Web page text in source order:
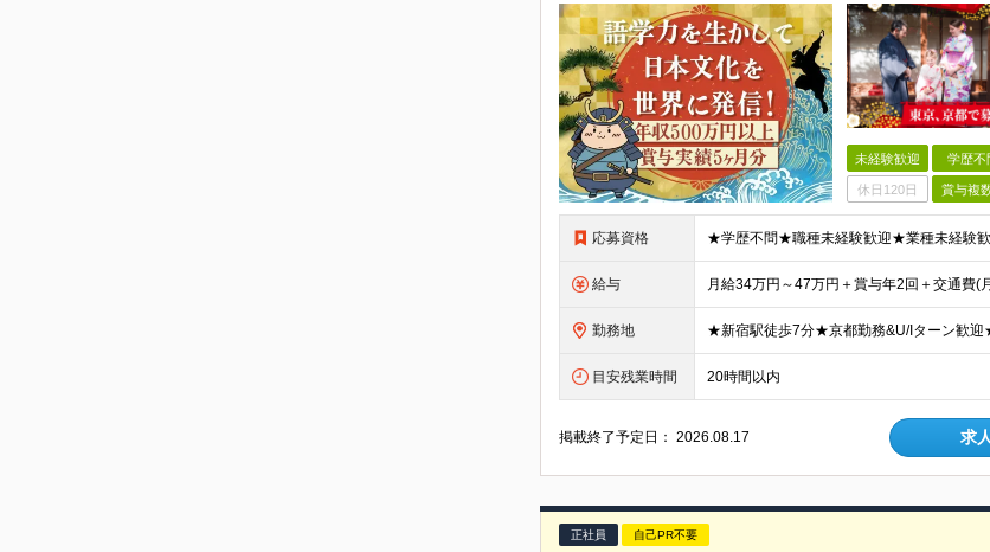
未経験歓迎 学歴不
休日120日 賞与複
応募資格
給与
勤務地
目安残業時間 20時間以内
掲載終了予定日：2026.08.17 求
正社員 自己PR不要